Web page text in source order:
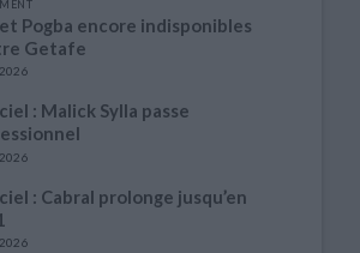
Pogba encore indisponibles
Getafe
: Malick Sylla passe
: Cabral prolonge jusqu’en